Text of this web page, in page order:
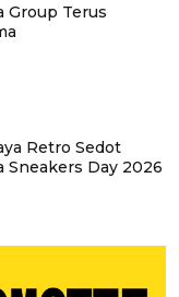
Group Terus
Retro Sedot
Sneakers Day 2026